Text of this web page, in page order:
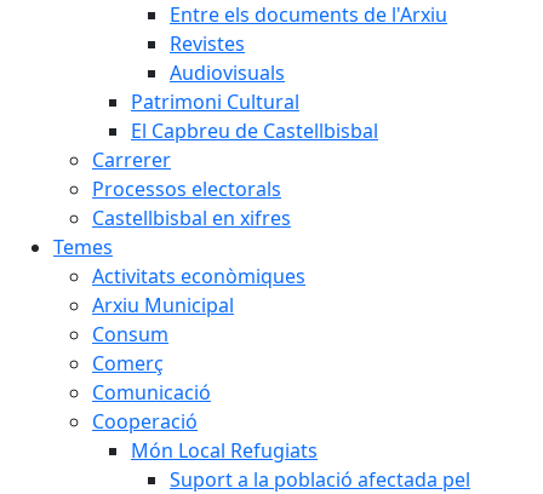
Entre els documents de l'Arxiu
Revistes
Audiovisuals
Patrimoni Cultural
El Capbreu de Castellbisbal
Carrerer
Processos electorals
Castellbisbal en xifres
Temes
Activitats econòmiques
Arxiu Municipal
Consum
Comerç
Comunicació
Cooperació
Món Local Refugiats
Suport a la població afectada pel